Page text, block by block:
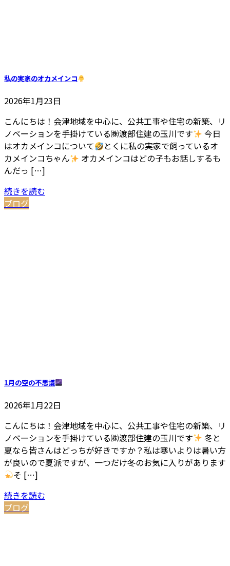
私の実家のオカメインコ
2026年1月23日
こんにちは！会津地域を中心に、公共工事や住宅の新築、リ
ノベーションを手掛けている㈱渡部住建の玉川です
今日
はオカメインコについて
とくに私の実家で飼っているオ
カメインコちゃん
オカメインコはどの子もお話しするも
んだっ […]
続きを読む
ブログ
1月の空の不思議
2026年1月22日
こんにちは！会津地域を中心に、公共工事や住宅の新築、リ
ノベーションを手掛けている㈱渡部住建の玉川です
冬と
夏なら皆さんはどっちが好きですか？私は寒いよりは暑い方
が良いので夏派ですが、一つだけ冬のお気に入りがあります
そ […]
続きを読む
ブログ